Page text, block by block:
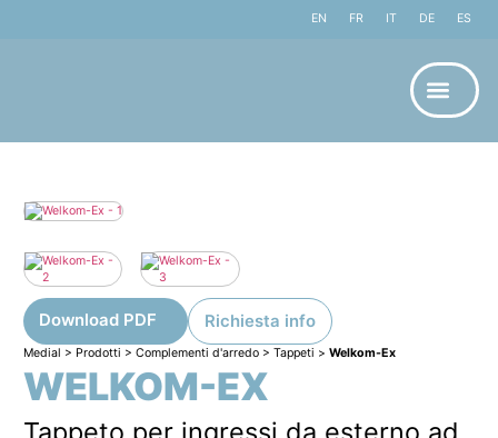
EN FR IT DE ES
Medial > Prodotti > Complementi d'arredo> Tappeti > Welkom-Ex
WELKOM-EX
Download PDF Richiesta info